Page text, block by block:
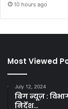
10 hours ago
Most Viewed
July 12, 2024
बिग न्यूज़ :
निर्देश…